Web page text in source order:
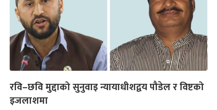
रवि–छवि मुद्दाको सुनुवाइ न्यायाधीशद्वय पौडेल र विष्टको
इजलाशमा